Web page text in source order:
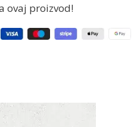
ovaj proizvod!